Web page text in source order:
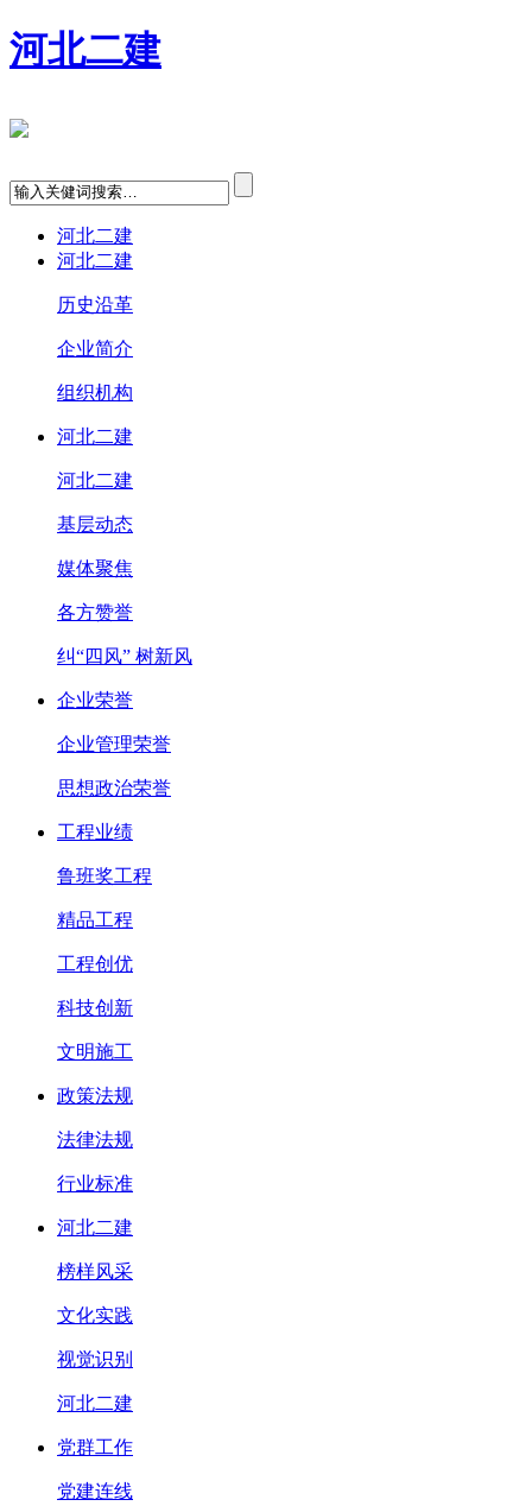
河北二建
河北二建
河北二建
历史沿革
企业简介
组织机构
河北二建
河北二建
基层动态
媒体聚焦
各方赞誉
纠“四风” 树新风
企业荣誉
企业管理荣誉
思想政治荣誉
工程业绩
鲁班奖工程
精品工程
工程创优
科技创新
文明施工
政策法规
法律法规
行业标准
河北二建
榜样风采
文化实践
视觉识别
河北二建
党群工作
党建连线